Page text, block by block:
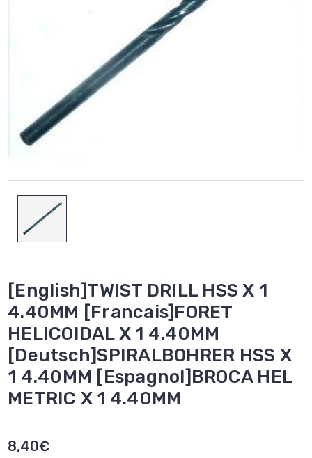
[English]TWIST DRILL HSS X 1
4.40MM [Francais]FORET
HELICOIDAL X 1 4.40MM
[Deutsch]SPIRALBOHRER HSS X
1 4.40MM [Espagnol]BROCA HEL
METRIC X 1 4.40MM
8,40€